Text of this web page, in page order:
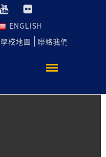
ENGLISH
學校地圖 聯絡我們